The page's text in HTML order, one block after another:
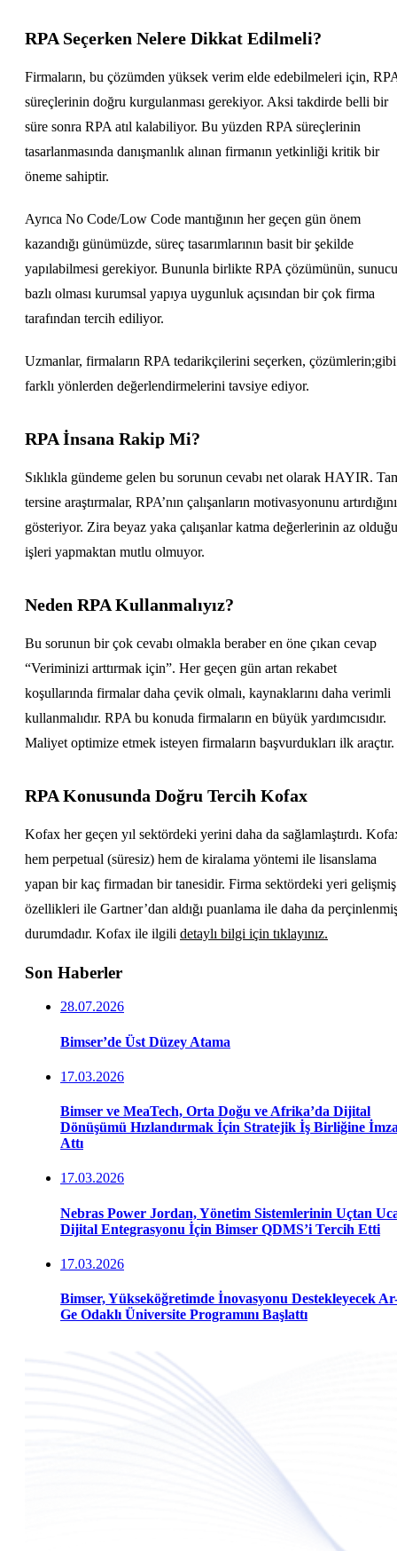
RPA Seçerken Nelere Dikkat Edilmeli?
Firmaların, bu çözümden yüksek verim elde edebilmeleri için,
süreçlerinin doğru kurgulanması gerekiyor. Aksi takdirde belli bir
süre sonra RPA atıl kalabiliyor. Bu yüzden RPA süreçlerinin
tasarlanmasında danışmanlık alınan firmanın yetkinliği kritik bir
öneme sahiptir.
Ayrıca No Code/Low Code mantığının her geçen gün önem
kazandığı günümüzde, süreç tasarımlarının basit bir şekilde
yapılabilmesi gerekiyor. Bununla birlikte RPA çözümünün, sunucu
bazlı olması kurumsal yapıya uygunluk açısından bir çok firma
tarafından tercih ediliyor.
Uzmanlar, firmaların RPA tedarikçilerini seçerken, çözümlerin;gibi
farklı yönlerden değerlendirmelerini tavsiye ediyor.
RPA İnsana Rakip Mi?
Sıklıkla gündeme gelen bu sorunun cevabı net olarak HAYIR.
tersine araştırmalar, RPA’nın çalışanların motivasyonunu artırdığını
gösteriyor. Zira beyaz yaka çalışanlar katma değerlerinin az olduğu
işleri yapmaktan mutlu olmuyor.
Neden RPA Kullanmalıyız?
Bu sorunun bir çok cevabı olmakla beraber en öne çıkan cevap
“Veriminizi arttırmak için”. Her geçen gün artan rekabet
koşullarında firmalar daha çevik olmalı, kaynaklarını daha verimli
kullanmalıdır. RPA bu konuda firmaların en büyük yardımcısıdır.
Maliyet optimize etmek isteyen firmaların başvurdukları ilk araçtır.
RPA Konusunda Doğru Tercih Kofax
Kofax her geçen yıl sektördeki yerini daha da sağlamlaştırdı.
hem perpetual (süresiz) hem de kiralama yöntemi ile lisanslama
yapan bir kaç firmadan bir tanesidir. Firma sektördeki yeri gelişmiş
özellikleri ile Gartner’dan aldığı puanlama ile daha da
durumdadır. Kofax ile ilgili detaylı bilgi için tıklayınız.
Son Haberler
28.07.2026
Bimser’de Üst Düzey Atama
17.03.2026
Bimser ve MeaTech, Orta Doğu ve Afrika’da Dijital
Dönüşümü Hızlandırmak İçin Stratejik İş Birliğine
Attı
17.03.2026
Nebras Power Jordan, Yönetim Sistemlerinin Uçtan
Dijital Entegrasyonu İçin Bimser QDMS’i Tercih Etti
17.03.2026
Bimser, Yükseköğretimde İnovasyonu Destekleyecek
Ge Odaklı Üniversite Programını Başlattı